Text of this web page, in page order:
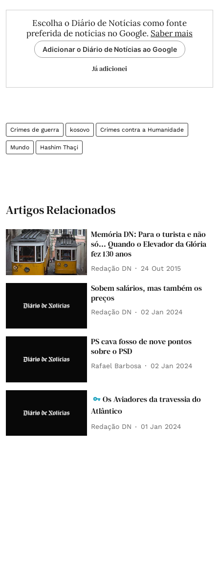
Escolha o Diário de Notícias como fonte
preferida de notícias no Google. Saber mais
Adicionar o Diário de Notícias ao Google
Já adicionei
Crimes de guerra kosovo Crimes contra a Humanidade
Mundo Hashim Thaçi
Artigos Relacionados
Memória DN: Para o turista e não
só... Quando o Elevador da Glória
fez 130 anos
Redação DN 24 Out 2015
Sobem salários, mas também os
preços
Redação DN 02 Jan 2024
PS cava fosso de nove pontos
sobre o PSD
Rafael Barbosa 02 Jan 2024
Os Aviadores da travessia do
Atlântico
Redação DN 01 Jan 2024